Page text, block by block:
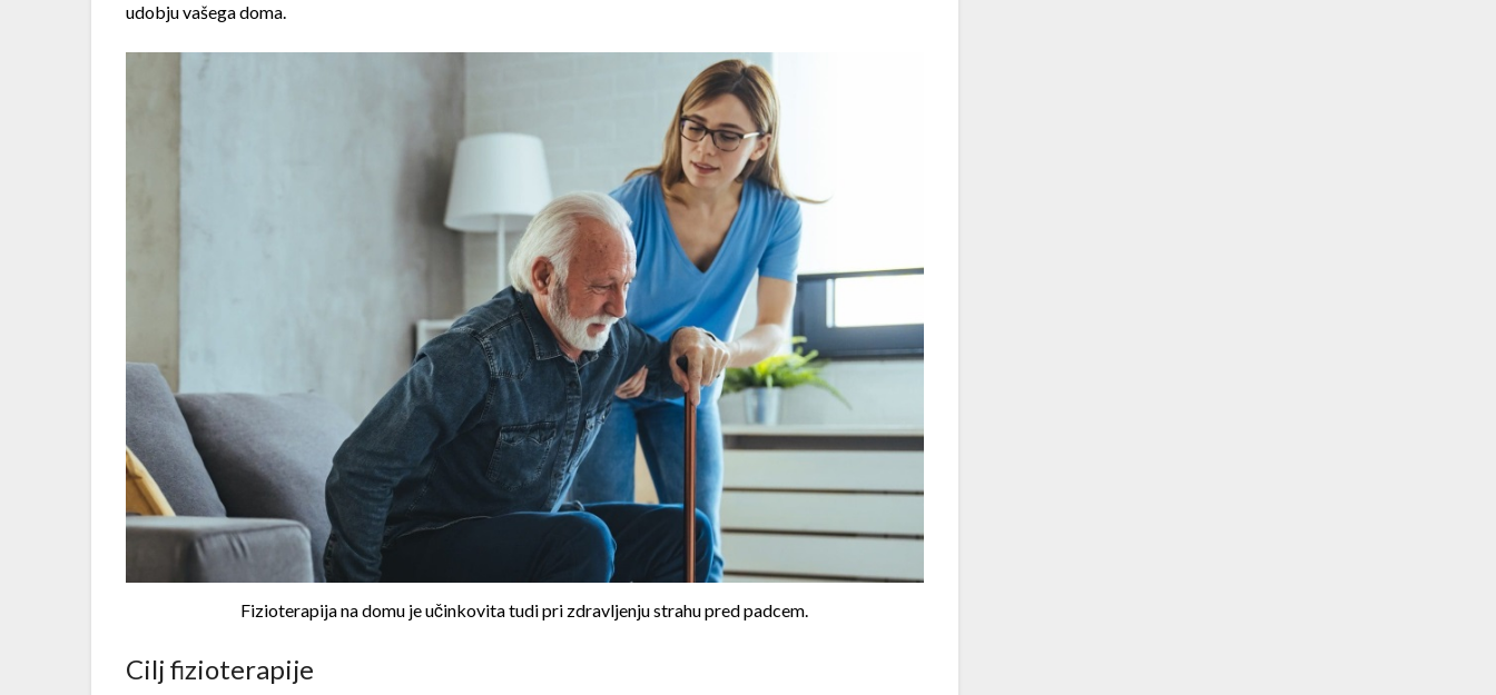
udobju vašega doma.
Fizioterapija na domu je učinkovita tudi pri zdravljenju strahu pred padcem.
Cilj fizioterapije